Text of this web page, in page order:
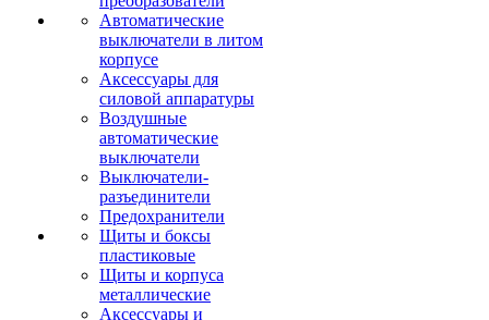
Автоматические
выключатели в литом
корпусе
Аксессуары для
силовой аппаратуры
Воздушные
автоматические
выключатели
Выключатели-
разъединители
Предохранители
Щиты и боксы
пластиковые
Щиты и корпуса
металлические
Аксессуары и